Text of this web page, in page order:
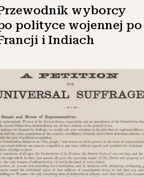
wyborcy
polityce wojennej po
i Indiach